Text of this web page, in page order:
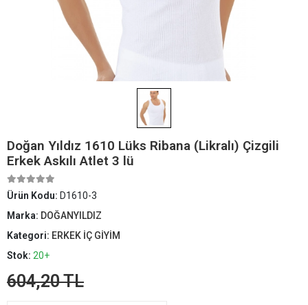
Doğan Yıldız 1610 Lüks Ribana (Likralı) Çizgili
Erkek Askılı Atlet 3 lü
Ürün Kodu: D1610-3
Marka: DOĞANYILDIZ
Kategori: ERKEK İÇ GİYİM
Stok: 20+
604,20 TL